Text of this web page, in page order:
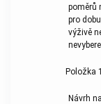
poměrů
pro
výživě
Položka
Návrh